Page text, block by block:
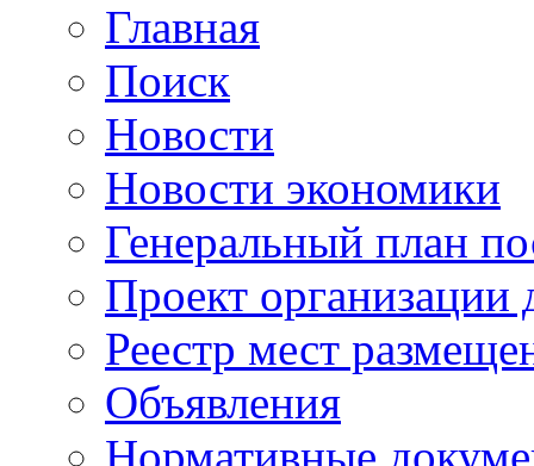
Главная
Поиск
Новости
Новости экономики
Генеральный план
Проект
Реестр мест
Объявления